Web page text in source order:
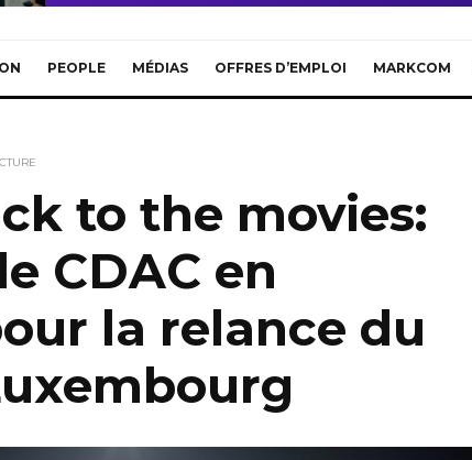
PEOPLE MÉDIAS OFFRES D’EMPLOI MARKCOM
to the movies:
CDAC en
la relance du